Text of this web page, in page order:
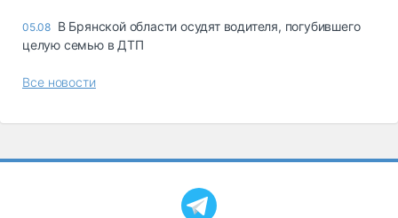
05.08 В Брянской области осудят водителя, погубившего
целую семью в ДТП
Все новости